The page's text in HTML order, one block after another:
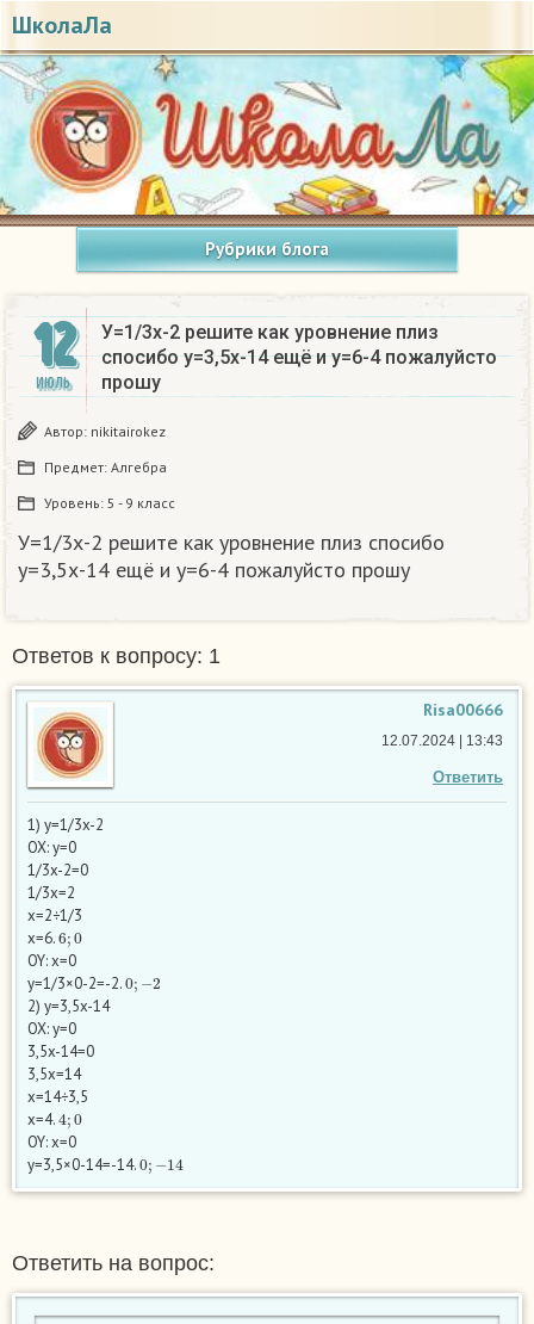
ШколаЛа
Рубрики блога
12
ИЮЛЬ
У=1/3х-2 решите как уровнение плиз
спосибо у=3,5х-14 ещё и у=6-4 пожалуйсто
прошу
Автор: nikitairokez
Предмет: Алгебра
Уровень: 5 - 9 класс
У=1/3х-2 решите как уровнение плиз спосибо
у=3,5х-14 ещё и у=6-4 пожалуйсто прошу
Ответов к вопросу: 1
Risa00666
Ответить
12.07.2024 | 13:43
1) y=1/3x-2
OX: y=0
1/3x-2=0
1/3x=2
x=2÷1/3
x=6. 6; 0
OY: x=0
y=1/3×0-2=-2. 0
2) y=3,5x-14
OX: y=0
3,5x-14=0
3,5x=14
x=14÷3,5
x=4. 4 0
OY: x=0
y=3,5×0-14=-14. 0 14
Ответить на вопрос: